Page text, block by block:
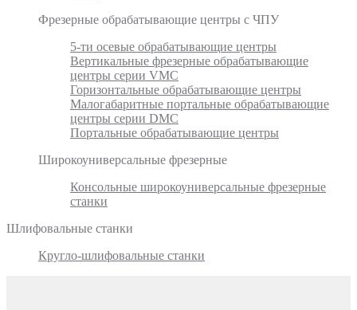
Фрезерные обрабатывающие центры с ЧПУ
5-ти осевые обрабатывающие центры
Вертикальные фрезерные обрабатывающие
центры серии VMC
Горизонтальные обрабатывающие центры
Малогабаритные портальные обрабатывающие
центры серии DMC
Портальные обрабатывающие центры
Широкоуниверсальные фрезерные
Консольные широкоуниверсальные фрезерные
станки
Шлифовальные станки
Кругло-шлифовальные станки